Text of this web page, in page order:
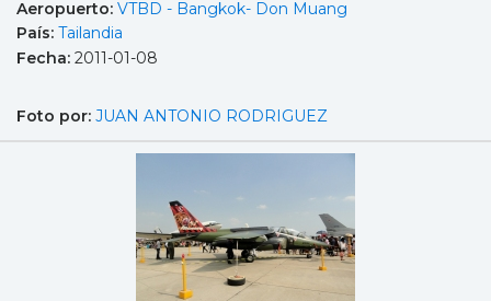
Aeropuerto: VTBD - Bangkok- Don Muang
País: Tailandia
Fecha: 2011-01-08
Foto por: JUAN ANTONIO RODRIGUEZ